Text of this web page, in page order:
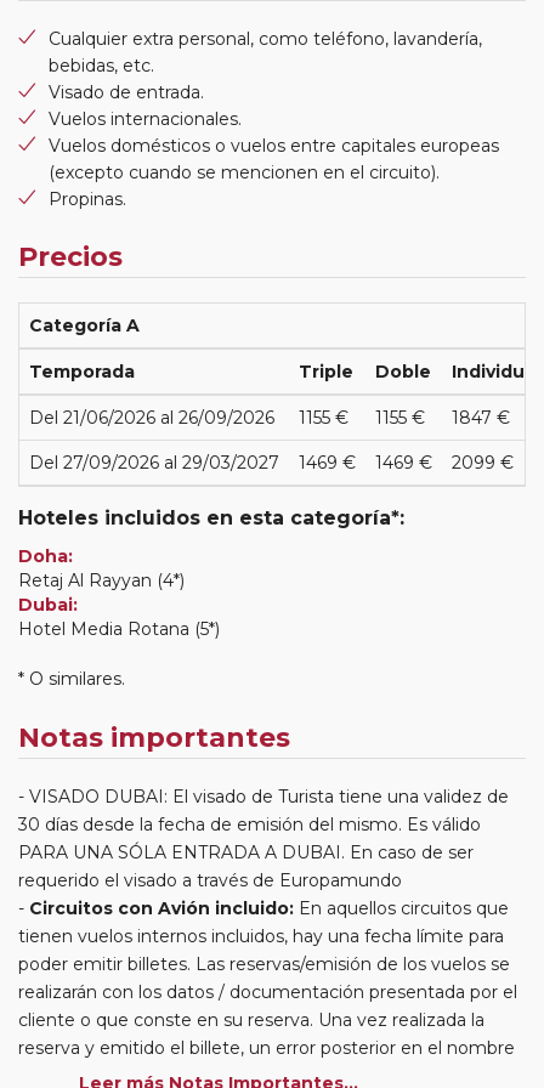
Cualquier extra personal, como teléfono, lavandería,
bebidas, etc.
Visado de entrada.
Vuelos internacionales.
Vuelos domésticos o vuelos entre capitales europeas
(excepto cuando se mencionen en el circuito).
Propinas.
Precios
Categoría A
Temporada Triple Doble Individual
Del 21/06/2026 al 26/09/2026 1155 € 1155 € 1847 €
Del 27/09/2026 al 29/03/2027 1469 € 1469 € 2099 €
Hoteles incluidos en esta categoría*:
Doha:
Retaj Al Rayyan (4*)
Dubai:
Hotel Media Rotana (5*)
* O similares.
Notas importantes
VISADO DUBAI: El visado de Turista tiene una validez de
30 días desde la fecha de emisión del mismo. Es válido
PARA UNA SÓLA ENTRADA A DUBAI. En caso de ser
requerido el visado a través de Europamundo
Circuitos con Avión incluido: En aquellos circuitos que
tienen vuelos internos incluidos, hay una fecha límite para
poder emitir billetes. Las reservas/emisión de los vuelos se
realizarán con los datos / documentación presentada por el
cliente o que conste en su reserva. Una vez realizada la
reserva y emitido el billete, un error posterior en el nombre
o un nombre incompleto, puede provocar la invalidez del
Leer más Notas Importantes...